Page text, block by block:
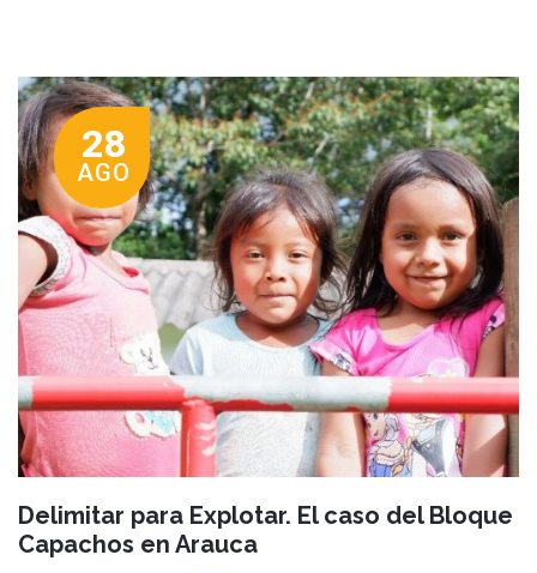
28
AGO
Delimitar para Explotar. El caso del Bloque
Capachos en Arauca